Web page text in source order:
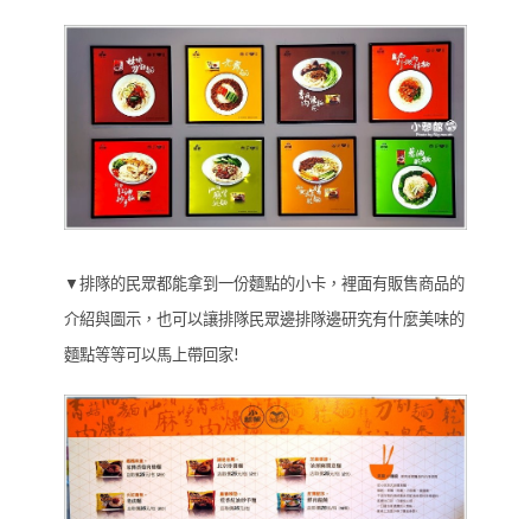
▼排隊的民眾都能拿到一份麵點的小卡，裡面有販售商品的
介紹與圖示，也可以讓排隊民眾邊排隊邊研究有什麼美味的
麵點等等可以馬上帶回家!